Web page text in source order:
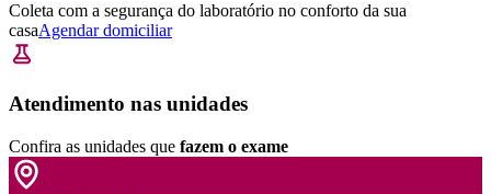
Coleta com a segurança do laboratório no conforto da sua
casaAgendar domiciliar
Atendimento nas unidades
Confira as unidades que fazem o exame